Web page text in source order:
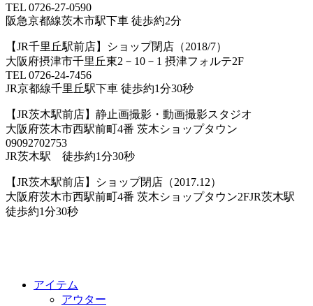
TEL 0726-27-0590
阪急京都線茨木市駅下車 徒歩約2分
【JR千里丘駅前店】ショップ閉店（2018/7）
大阪府摂津市千里丘東2－10－1 摂津フォルテ2F
TEL 0726-24-7456
JR京都線千里丘駅下車 徒歩約1分30秒
【JR茨木駅前店】静止画撮影・動画撮影スタジオ
大阪府茨木市西駅前町4番 茨木ショップタウン
09092702753
JR茨木駅 徒歩約1分30秒
【JR茨木駅前店】ショップ閉店（2017.12）
大阪府茨木市西駅前町4番 茨木ショップタウン2FJR茨木駅
徒歩約1分30秒
アイテム
アウター